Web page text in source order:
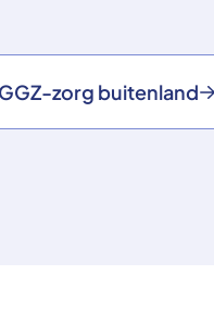
GGZ-zorg buitenland